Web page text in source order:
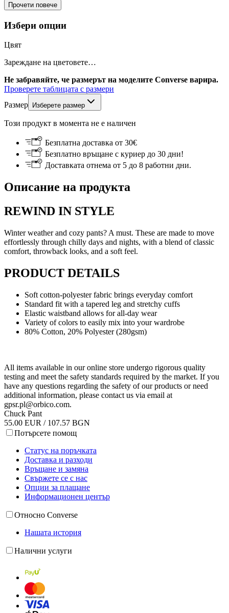
Прочети повече
Избери опции
Цвят
Зареждане на цветовете…
Не забравяйте, че размерът на моделите Converse варира.
Проверете таблицата с размери
Размер
Изберете размер
Този продукт в момента не е наличен
Безплатна доставка от 30€
Безплатно връщане с куриер до 30 дни!
Доставката отнема от 5 до 8 работни дни.
Описание на продукта
REWIND IN STYLE
Winter weather and cozy pants? A must. These are made to move
effortlessly through chilly days and nights, with a blend of classic
comfort, throwback looks, and a soft feel.
PRODUCT DETAILS
Soft cotton-polyester fabric brings everyday comfort
Standard fit with a tapered leg and stretchy cuffs
Elastic waistband allows for all-day wear
Variety of colors to easily mix into your wardrobe
80% Cotton, 20% Polyester (280gsm)
All items available in our online store undergo rigorous quality
testing and meet the safety standards required by the market. If you
have any questions regarding the safety of our products or need
additional information, please contact us via email at
gpsr.pl@orbico.com.
Chuck Pant
55.00 EUR / 107.57 BGN
Потърсете помощ
Статус на поръчката
Доставка и разходи
Връщане и замяна
Свържете се с нас
Опции за плащане
Информационен център
Относно Converse
Нашата история
Налични услуги